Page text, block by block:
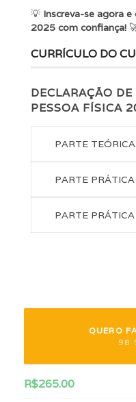
💡 Inscreva-se agora
2025 com confiança!
CURRÍCULO DO
DECLARAÇÃO
PESSOA FÍSICA
PARTE TEÓRICA
PARTE
PARTE
QUERO
98
R$265.00